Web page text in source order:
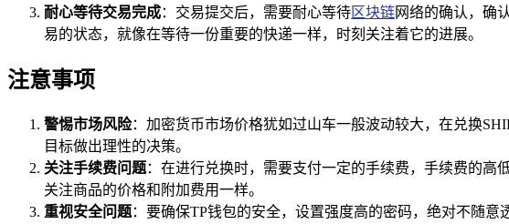
耐心等待交易完成：交易提交后，需要耐心等待区块链网络的确认，确
易的状态，就像在等待一份重要的快递一样，时刻关注着它的进展。
注意事项
警惕市场风险：加密货币市场价格犹如过山车一般波动较大，在兑换
目标做出理性的决策。
关注手续费问题：在进行兑换时，需要支付一定的手续费，手续费的
关注商品的价格和附加费用一样。
重视安全问题：要确保TP钱包的安全，设置强度高的密码，绝对不随